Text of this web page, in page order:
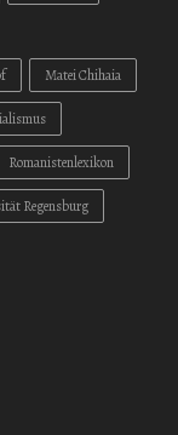
Matei Chihaia
Romanistenlexikon
Regensburg